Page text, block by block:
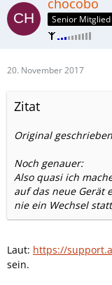
Senior Mitglied
20. November 2017
Zitat
Original
Noch genauer:
Also quasi ich
auf das neue Gerät
nie ein Wechsel
Laut: https://
sein.